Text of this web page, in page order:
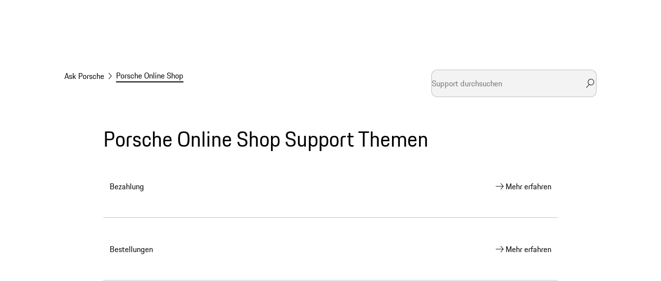
Ask Porsche Porsche Online Shop
Porsche Online Shop Support Themen
Bezahlung Mehr erfahren
Bestellungen Mehr erfahren